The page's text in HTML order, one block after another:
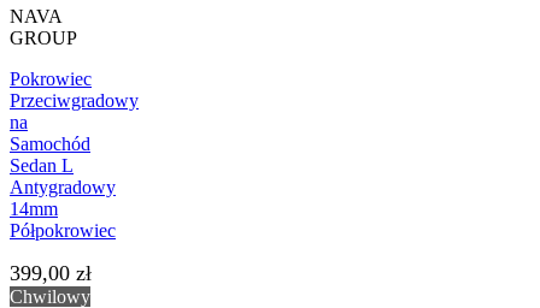
NAVA
GROUP
Pokrowiec
Przeciwgradowy
na
Samochód
Sedan L
Antygradowy
14mm
Półpokrowiec
399,00 zł
Chwilowy